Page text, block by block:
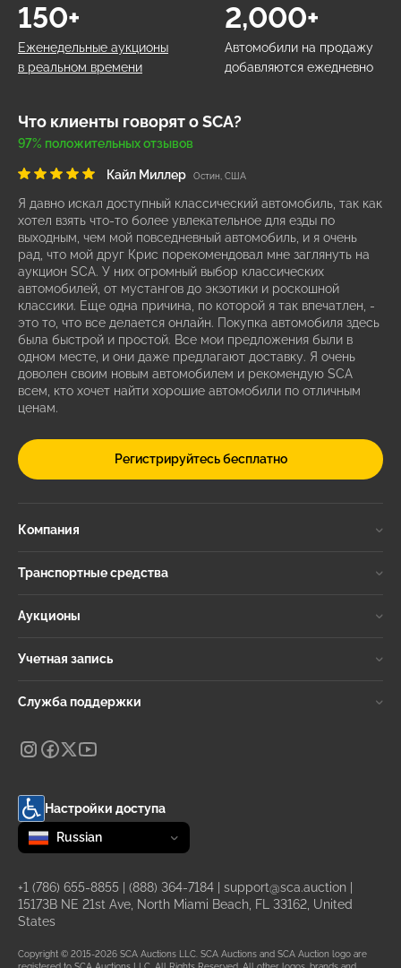
Еженедельные аукционы
в реальном времени
150+
Автомобили на продажу
добавляются ежедневно
2,000+
Что клиенты говорят о SCA?
97% положительных отзывов
Кайл Миллер Остин, США
Я давно искал доступный классический автомобиль, так как
хотел взять что-то более увлекательное для езды по
выходным, чем мой повседневный автомобиль, и я очень
рад, что мой друг Крис порекомендовал мне заглянуть на
аукцион SCA. У них огромный выбор классических
автомобилей, от мустангов до экзотики и роскошной
классики. Еще одна причина, по которой я так впечатлен, -
это то, что все делается онлайн. Покупка автомобиля здесь
была быстрой и простой. Все мои предложения были в
одном месте, и они даже предлагают доставку. Я очень
доволен своим новым автомобилем и рекомендую SCA
всем, кто хочет найти хорошие автомобили по отличным
ценам.
Регистрируйтесь бесплатно
Компания
Транспортные средства
Аукционы
Учетная запись
Служба поддержки
Настройки доступа
Change language
selected
Russian
+1 (786) 655-8855 (888) 364-7184 support@sca.auction
15173B NE 21st Ave, North Miami Beach, FL 33162, United
States
Copyright © 2015-2026 SCA Auctions LLC. SCA Auctions and SCA Auction logo are